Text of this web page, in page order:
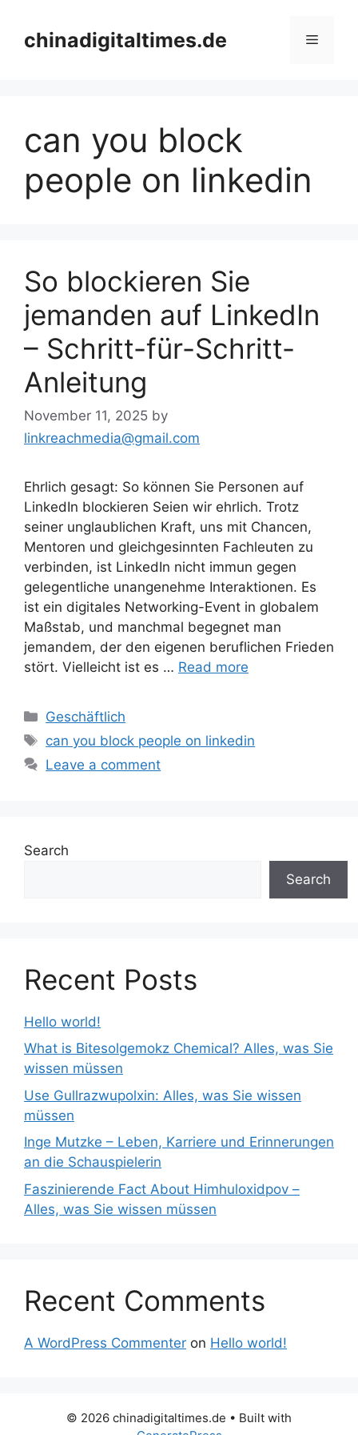
contentchinadigitaltimes.de Menu
can you block
people on linkedin
So blockieren Sie
jemanden auf LinkedIn
– Schritt-für-Schritt-
Anleitung
November 11, 2025 by
linkreachmedia@gmail.com
Ehrlich gesagt: So können Sie Personen auf
LinkedIn blockieren Seien wir ehrlich. Trotz
seiner unglaublichen Kraft, uns mit Chancen,
Mentoren und gleichgesinnten Fachleuten zu
verbinden, ist LinkedIn nicht immun gegen
gelegentliche unangenehme Interaktionen. Es
ist ein digitales Networking-Event in globalem
Maßstab, und manchmal begegnet man
jemandem, der den eigenen beruflichen Frieden
stört. Vielleicht ist es … Read more
Categories
Geschäftlich
Tags
can you block people on linkedin
Leave a comment
Search
Search
Recent Posts
Hello world!
What is Bitesolgemokz Chemical? Alles, was Sie
wissen müssen
Use Gullrazwupolxin: Alles, was Sie wissen
müssen
Inge Mutzke – Leben, Karriere und Erinnerungen
an die Schauspielerin
Faszinierende Fact About Himhuloxidpov –
Alles, was Sie wissen müssen
Recent Comments
A WordPress Commenter on Hello world!
© 2026 chinadigitaltimes.de • Built with